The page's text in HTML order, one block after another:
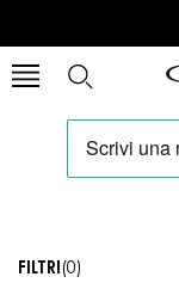
FILTRI (0)